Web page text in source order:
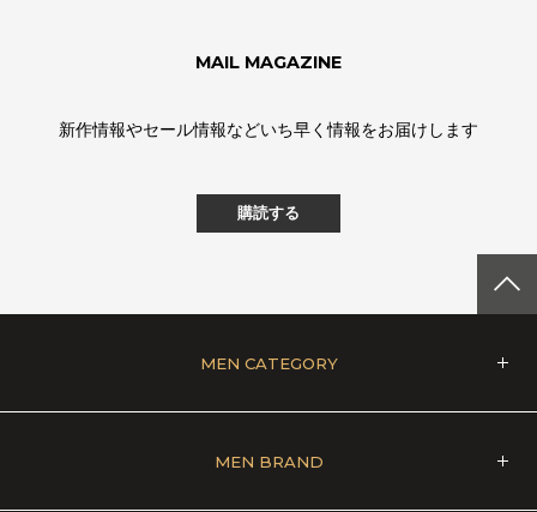
MAIL MAGAZINE
新作情報やセール情報などいち早く情報をお届けします
購読する
MEN CATEGORY
MEN BRAND